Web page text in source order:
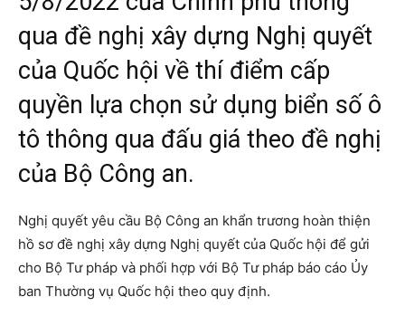
qua đề nghị xây dựng Nghị quyết
của Quốc hội về thí điểm cấp
quyền lựa chọn sử dụng biển số ô
tô thông qua đấu giá theo đề nghị
của Bộ Công an.
Nghị quyết yêu cầu Bộ Công an khẩn trương hoàn thiện
hồ sơ đề nghị xây dựng Nghị quyết của Quốc hội để gửi
cho Bộ Tư pháp và phối hợp với Bộ Tư pháp báo cáo Ủy
ban Thường vụ Quốc hội theo quy định.